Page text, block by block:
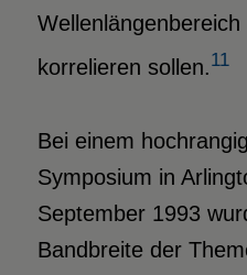
korrelieren sollen.11
Bei einem
Symposium in
September 1993
Bandbreite der